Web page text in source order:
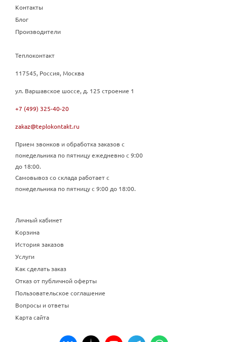
Контакты
Блог
Производители
Теплоконтакт
117545, Россия, Москва
ул. Варшавское шоссе, д. 125 строение 1
+7 (499) 325-40-20
zakaz@teplokontakt.ru
Прием звонков и обработка заказов с
понедельника по пятницу ежедневно с 9:00
до 18:00.
Самовывоз со склада работает с
понедельника по пятницу с 9:00 до 18:00.
Личный кабинет
Корзина
История заказов
Услуги
Как сделать заказ
Отказ от публичной оферты
Пользовательское соглашение
Вопросы и ответы
Карта сайта